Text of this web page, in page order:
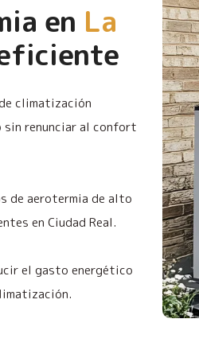
en La
climatización
sin renunciar al confort
de aerotermia de alto
en Ciudad Real.
el gasto energético